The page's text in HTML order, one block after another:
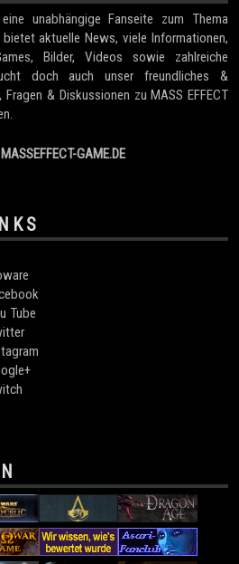
eine unabhängige Fanseite zum Thema
bietet aktuelle News, viele Informationen,
Bilder, Videos sowie zahlreiche
doch auch unser freundliches &
& Diskussionen zu MASS EFFECT
GAME.DE
Tube